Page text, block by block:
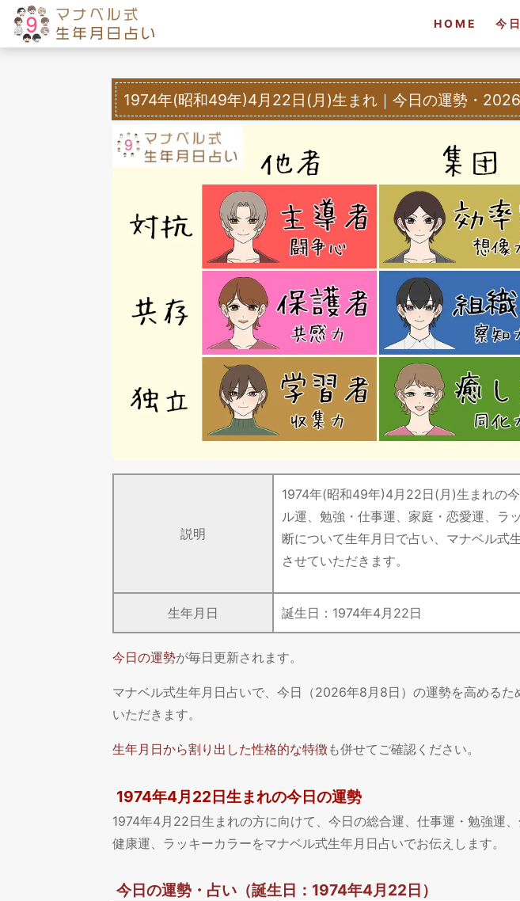
HOME 今
1974年(昭和49年)4月22日(月)生まれ ｜今日の運勢・
説明
1974年(昭和49年)4月22日(月)生まれの
ル運、勉強・仕事運、家庭・恋愛運、ラ
断について生年月日で占い、マナベル式
させていただきます。
生年月日 誕生日： 1974年4月 22日
今日の運勢が毎日更新されます。
マナベル式生年月日占いで、今日（2026年8月8日）の運勢を高めるた
いただきます。
生年月日から割り出した性格的な特徴も併せてご確認ください。
1974年4月22日生まれの今日の運勢
1974年4月22日生まれの方に向けて、今日の総合運、仕事運・勉強運
健康運、ラッキーカラーをマナベル式生年月日占いでお伝えします。
今日の運勢・占い（誕生日：1974年4月22日）